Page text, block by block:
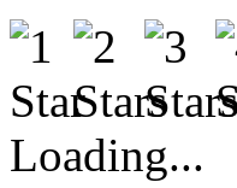
Loading...